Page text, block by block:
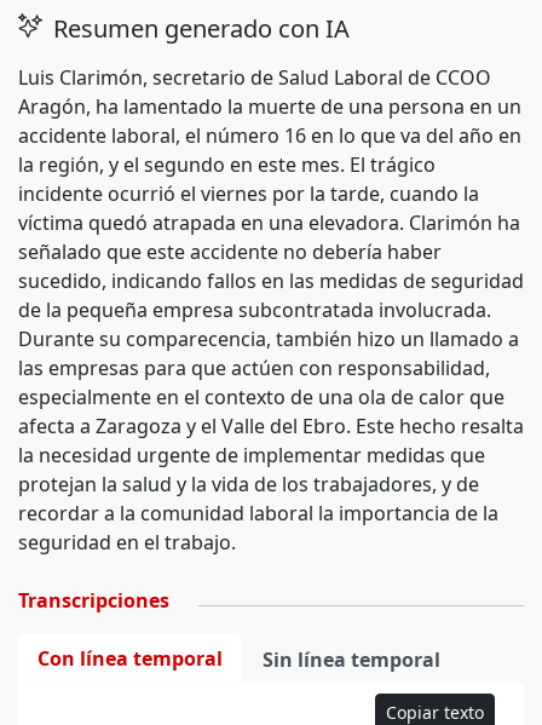
Resumen generado con IA
Luis Clarimón, secretario de Salud Laboral de CCOO
Aragón, ha lamentado la muerte de una persona en un
accidente laboral, el número 16 en lo que va del año en
la región, y el segundo en este mes. El trágico
incidente ocurrió el viernes por la tarde, cuando la
víctima quedó atrapada en una elevadora. Clarimón ha
señalado que este accidente no debería haber
sucedido, indicando fallos en las medidas de seguridad
de la pequeña empresa subcontratada involucrada.
Durante su comparecencia, también hizo un llamado a
las empresas para que actúen con responsabilidad,
especialmente en el contexto de una ola de calor que
afecta a Zaragoza y el Valle del Ebro. Este hecho resalta
la necesidad urgente de implementar medidas que
protejan la salud y la vida de los trabajadores, y de
recordar a la comunidad laboral la importancia de la
seguridad en el trabajo.
Transcripciones
Con línea temporal Sin línea temporal
Copiar texto